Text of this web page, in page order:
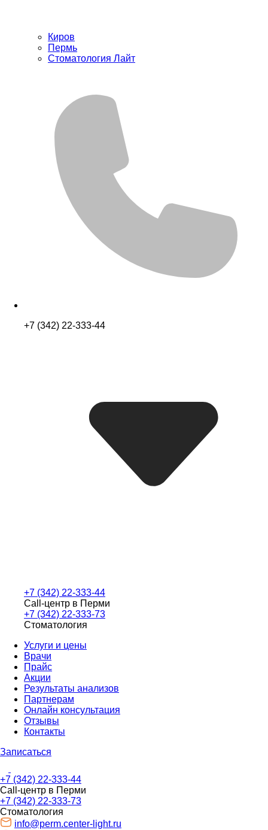
Киров
Пермь
Стоматология Лайт
+7 (342) 22-333-44
+7 (342) 22-333-44
Call-центр в Перми
+7 (342) 22-333-73
Стоматология
Услуги и цены
Врачи
Прайс
Акции
Результаты анализов
Партнерам
Онлайн консультация
Отзывы
Контакты
Записаться
+7 (342) 22-333-44
Call-центр в Перми
+7 (342) 22-333-73
Стоматология
info@perm.center-light.ru